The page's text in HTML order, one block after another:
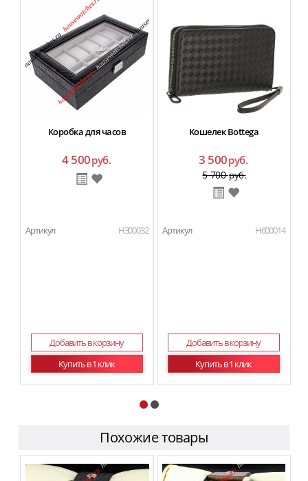
Коробка для часов
4 500руб.
Артикул H300032
Добавить в корзину
Купить в 1 клик
Кошелек Bottega
3 500руб.
5 700руб.
Артикул H600014
Добавить в корзину
Купить в 1 клик
Похожие товары